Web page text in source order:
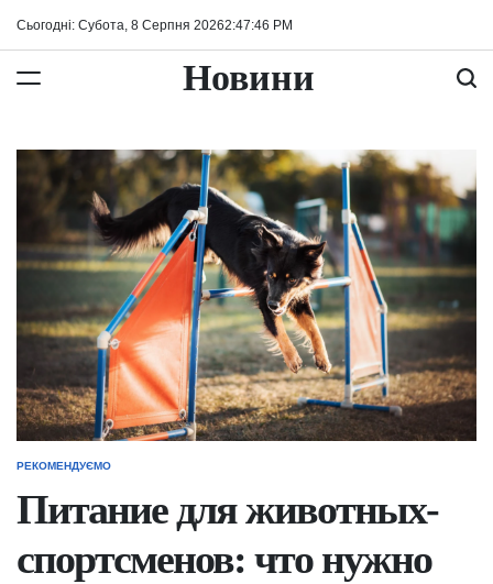
Сьогодні: Субота, 8 Серпня 20262:47:47 PM
Новини
ОПУБЛІКУВАТИ
РЕКОМЕНДУЄМО
Питание для животных-
спортсменов: что нужно